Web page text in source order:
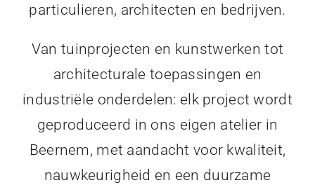
particulieren, architecten en bedrijven.
Van tuinprojecten en kunstwerken tot
architecturale toepassingen en
industriële onderdelen: elk project wordt
geproduceerd in ons eigen atelier in
Beernem, met aandacht voor kwaliteit,
nauwkeurigheid en een duurzame